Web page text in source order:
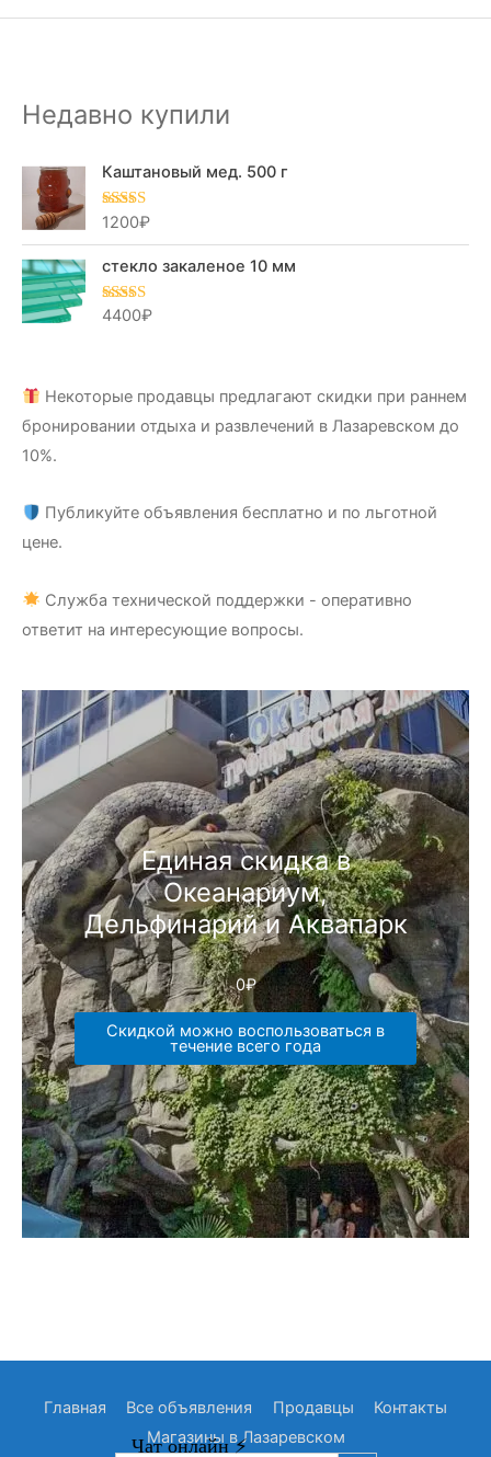
Недавно купили
Каштановый мед. 500 г
Оценка
1200₽
стекло закаленое 10 мм
Оценка
4400₽
Некоторые продавцы предлагают скидки при раннем
бронировании отдыха и развлечений в Лазаревском до
10%.
Публикуйте объявления бесплатно и по льготной
цене.
Служба технической поддержки - оперативно
ответит на интересующие вопросы.
Единая скидка в
Океанариум,
Дельфинарий и Аквапарк
0₽
Скидкой можно воспользоваться в
течение всего года
Главная Все объявления Продавцы
Контакты
Магазины в Лазаревском
Search Button